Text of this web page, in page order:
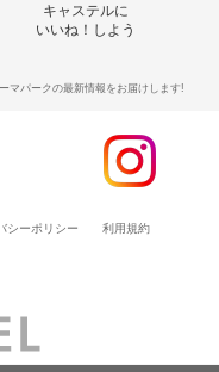
キャステルに
いいね！しよう
マパークの最新情報をお届けします!
シーポリシー 利用規約